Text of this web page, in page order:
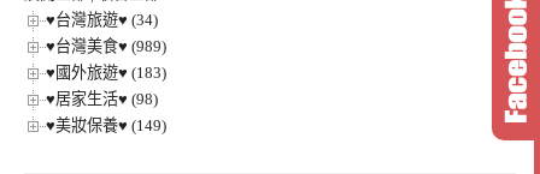
♥台灣旅遊♥ (34)
♥台灣美食♥ (989)
♥國外旅遊♥ (183)
♥居家生活♥ (98)
♥美妝保養♥ (149)